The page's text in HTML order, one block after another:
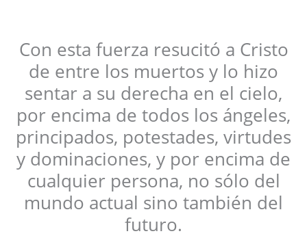
Con esta fuerza resucitó a Cristo
de entre los muertos y lo hizo
sentar a su derecha en el cielo,
por encima de todos los ángeles,
principados, potestades, virtudes
y dominaciones, y por encima de
cualquier persona, no sólo del
mundo actual sino también del
futuro.